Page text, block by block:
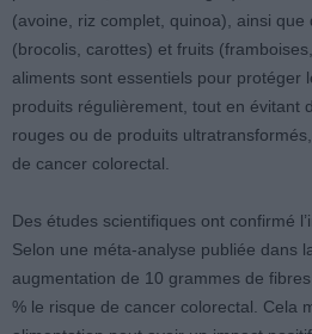
(avoine, riz complet, quinoa), ainsi que
(brocolis, carottes) et fruits
aliments sont essentiels pour protéger
produits régulièrement, tout en évitant
rouges ou de produits
de cancer colorectal.
Des études scientifiques ont confirmé
Selon une méta-analyse publiée dans
augmentation de 10 grammes de
% le risque de cancer colorectal. Cela